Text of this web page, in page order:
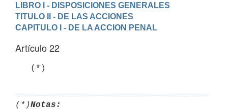
LIBRO I - DISPOSICIONES GENERALES
TITULO II - DE LAS ACCIONES
CAPITULO I - DE LA ACCION PENAL
Artículo 22
(*)Notas: